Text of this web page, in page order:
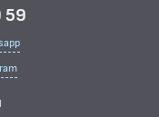
59